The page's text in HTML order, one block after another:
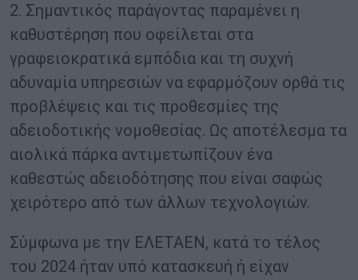
2. Σημαντικός παράγοντας παραμένει η
καθυστέρηση που οφείλεται στα
γραφειοκρατικά εμπόδια και τη συχνή
αδυναμία υπηρεσιών να εφαρμόζουν ορθά τις
προβλέψεις και τις προθεσμίες της
αδειοδοτικής νομοθεσίας. Ως αποτέλεσμα τα
αιολικά πάρκα αντιμετωπίζουν ένα
καθεστώς αδειοδότησης που είναι σαφώς
χειρότερο από των άλλων τεχνολογιών.
Σύμφωνα με την ΕΛΕΤΑΕΝ, κατά το τέλος
του 2024 ήταν υπό κατασκευή ή είχαν